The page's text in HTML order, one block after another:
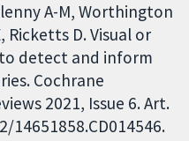
A-M, Worthington
Ricketts D. Visual or
detect and inform
Cochrane
2021, Issue 6. Art.
14651858.CD014546.